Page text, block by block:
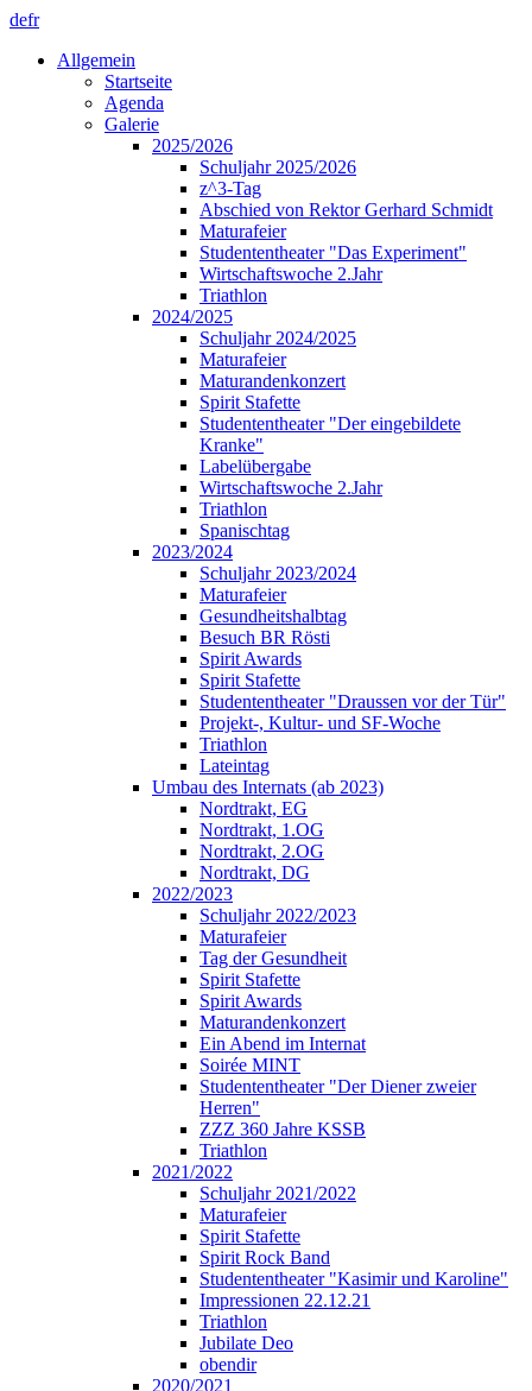
defr
Allgemein
Startseite
Agenda
Galerie
2025/2026
Schuljahr 2025/2026
z^3-Tag
Abschied von Rektor Gerhard Schmidt
Maturafeier
Studententheater "Das Experiment"
Wirtschaftswoche 2.Jahr
Triathlon
2024/2025
Schuljahr 2024/2025
Maturafeier
Maturandenkonzert
Spirit Stafette
Studententheater "Der eingebildete
Kranke"
Labelübergabe
Wirtschaftswoche 2.Jahr
Triathlon
Spanischtag
2023/2024
Schuljahr 2023/2024
Maturafeier
Gesundheitshalbtag
Besuch BR Rösti
Spirit Awards
Spirit Stafette
Studententheater "Draussen vor der Tür"
Projekt-, Kultur- und SF-Woche
Triathlon
Lateintag
Umbau des Internats (ab 2023)
Nordtrakt, EG
Nordtrakt, 1.OG
Nordtrakt, 2.OG
Nordtrakt, DG
2022/2023
Schuljahr 2022/2023
Maturafeier
Tag der Gesundheit
Spirit Stafette
Spirit Awards
Maturandenkonzert
Ein Abend im Internat
Soirée MINT
Studententheater "Der Diener zweier
Herren"
ZZZ 360 Jahre KSSB
Triathlon
2021/2022
Schuljahr 2021/2022
Maturafeier
Spirit Stafette
Spirit Rock Band
Studententheater "Kasimir und Karoline"
Impressionen 22.12.21
Triathlon
Jubilate Deo
obendir
2020/2021